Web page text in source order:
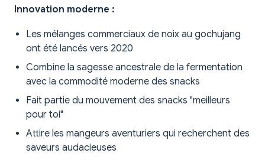
Innovation moderne :
Les mélanges commerciaux de noix au gochujang
ont été lancés vers 2020
Combine la sagesse ancestrale de la fermentation
avec la commodité moderne des snacks
Fait partie du mouvement des snacks "meilleurs
pour toi"
Attire les mangeurs aventuriers qui recherchent des
saveurs audacieuses